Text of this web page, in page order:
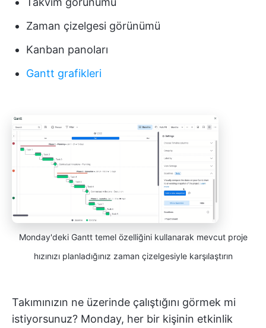
Zaman çizelgesi görünümü
Kanban panoları
Gantt grafikleri
Monday'deki Gantt temel özelliğini kullanarak mevcut proje
hızınızı planladığınız zaman çizelgesiyle karşılaştırın
Takımınızın ne üzerinde çalıştığını görmek mi
istiyorsunuz? Monday, her bir kişinin etkinlik